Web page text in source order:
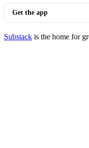
Get the app
Substack is the home for